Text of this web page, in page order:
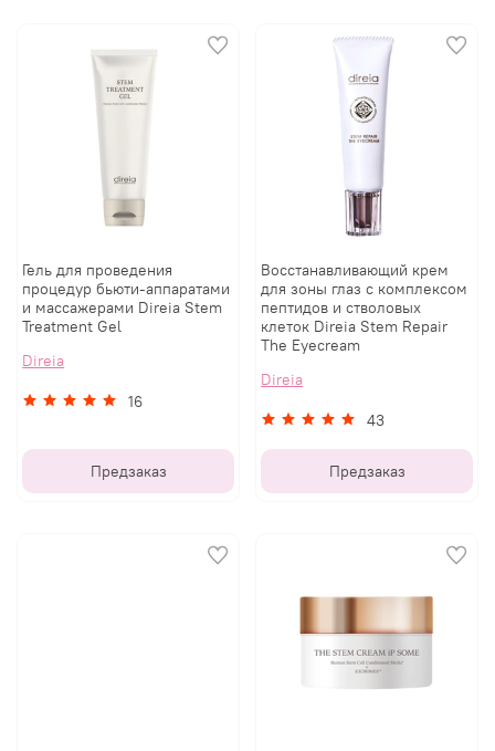
Гель для проведения
процедур бьюти-аппаратами
и массажерами Direia Stem
Treatment Gel
Direia
16
Предзаказ
Восстанавливающий крем
для зоны глаз с комплексом
пептидов и стволовых
клеток Direia Stem Repair
The Eyecream
Direia
43
Предзаказ